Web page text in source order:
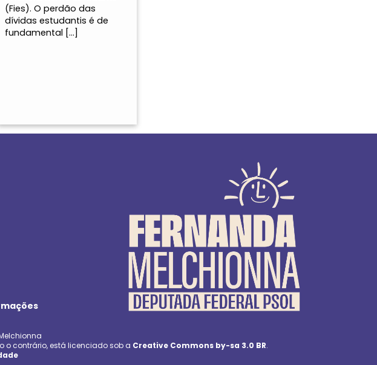
(Fies). O perdão das
dívidas estudantis é de
fundamental […]
o contrário, está licenciado sob a Creative Commons by-sa 3.0 BR.